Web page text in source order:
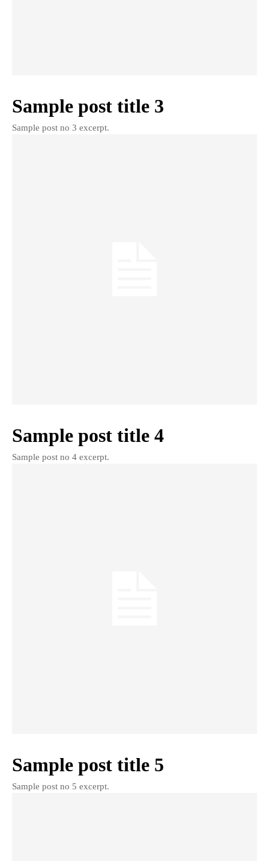
Sample post title 3
Sample post no 3 excerpt.
Sample post title 4
Sample post no 4 excerpt.
Sample post title 5
Sample post no 5 excerpt.